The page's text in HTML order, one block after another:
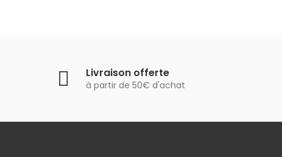
Livraison offerte
à partir de 50€ d'achat